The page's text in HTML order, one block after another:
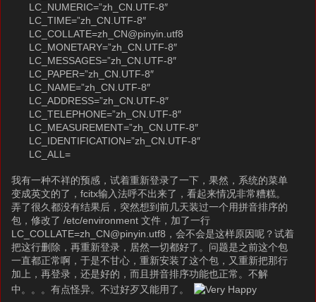
LC_NUMERIC=”zh_CN.UTF-8″
LC_TIME=”zh_CN.UTF-8″
LC_COLLATE=zh_CN@pinyin.utf8
LC_MONETARY=”zh_CN.UTF-8″
LC_MESSAGES=”zh_CN.UTF-8″
LC_PAPER=”zh_CN.UTF-8″
LC_NAME=”zh_CN.UTF-8″
LC_ADDRESS=”zh_CN.UTF-8″
LC_TELEPHONE=”zh_CN.UTF-8″
LC_MEASUREMENT=”zh_CN.UTF-8″
LC_IDENTIFICATION=”zh_CN.UTF-8″
LC_ALL=
我有一种不祥的预感，试着重新登录了一下，果然，系统的菜单
变成英文的了，fcitx输入法呼不出来了，看起来情况非常糟糕。
弄了很久都没有结果后，突然想到前几天装过一个用拼音排序的
包，修改了 /etc/environment 文件，加了一行
LC_COLLATE=zh_CN@pinyin.utf8，会不会是这样原因呢？试着
把这行删除，再重新登录，居然一切都好了。问题是之前这个包
一直都正常啊，于是不甘心，重新安装了这个包，又重新把那行
加上，再登录，还是好的，而且拼音排序功能也正常。不解
中。。。有点怪异。不过好歹又能用了。